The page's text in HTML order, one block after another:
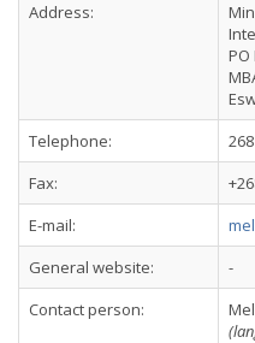
Address:
PO
Telephone:
Fax:
E-mail:
General website:
-
Contact person: